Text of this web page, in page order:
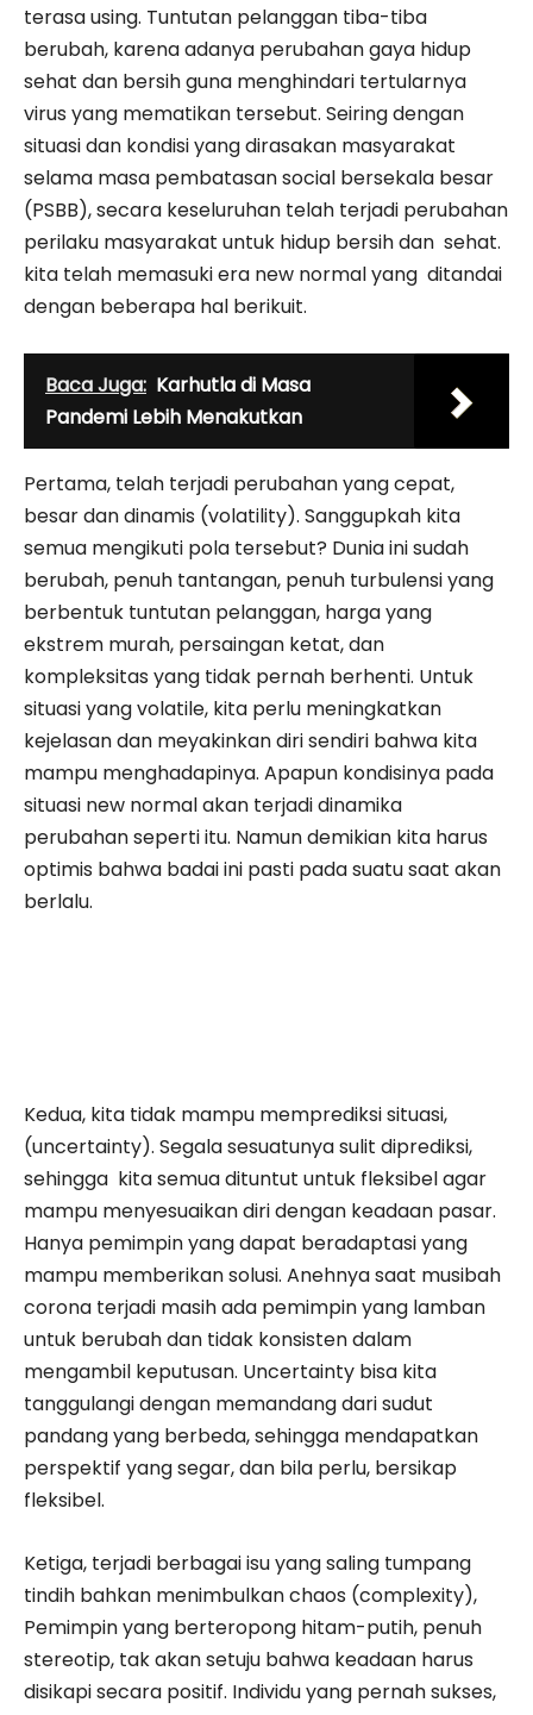
terasa using. Tuntutan pelanggan tiba-tiba
berubah, karena adanya perubahan gaya hidup
sehat dan bersih guna menghindari tertularnya
virus yang mematikan tersebut. Seiring dengan
situasi dan kondisi yang dirasakan masyarakat
selama masa pembatasan social bersekala besar
(PSBB), secara keseluruhan telah terjadi perubahan
perilaku masyarakat untuk hidup bersih dan sehat.
kita telah memasuki era new normal yang ditandai
dengan beberapa hal berikuit.
Baca Juga: Karhutla di Masa
Pandemi Lebih Menakutkan
Pertama, telah terjadi perubahan yang cepat,
besar dan dinamis (volatility). Sanggupkah kita
semua mengikuti pola tersebut? Dunia ini sudah
berubah, penuh tantangan, penuh turbulensi yang
berbentuk tuntutan pelanggan, harga yang
ekstrem murah, persaingan ketat, dan
kompleksitas yang tidak pernah berhenti. Untuk
situasi yang volatile, kita perlu meningkatkan
kejelasan dan meyakinkan diri sendiri bahwa kita
mampu menghadapinya. Apapun kondisinya pada
situasi new normal akan terjadi dinamika
perubahan seperti itu. Namun demikian kita harus
optimis bahwa badai ini pasti pada suatu saat akan
berlalu.
Kedua, kita tidak mampu memprediksi situasi,
(uncertainty). Segala sesuatunya sulit diprediksi,
sehingga kita semua dituntut untuk fleksibel agar
mampu menyesuaikan diri dengan keadaan pasar.
Hanya pemimpin yang dapat beradaptasi yang
mampu memberikan solusi. Anehnya saat musibah
corona terjadi masih ada pemimpin yang lamban
untuk berubah dan tidak konsisten dalam
mengambil keputusan. Uncertainty bisa kita
tanggulangi dengan memandang dari sudut
pandang yang berbeda, sehingga mendapatkan
perspektif yang segar, dan bila perlu, bersikap
fleksibel.
Ketiga, terjadi berbagai isu yang saling tumpang
tindih bahkan menimbulkan chaos (complexity),
Pemimpin yang berteropong hitam-putih, penuh
stereotip, tak akan setuju bahwa keadaan harus
disikapi secara positif. Individu yang pernah sukses,